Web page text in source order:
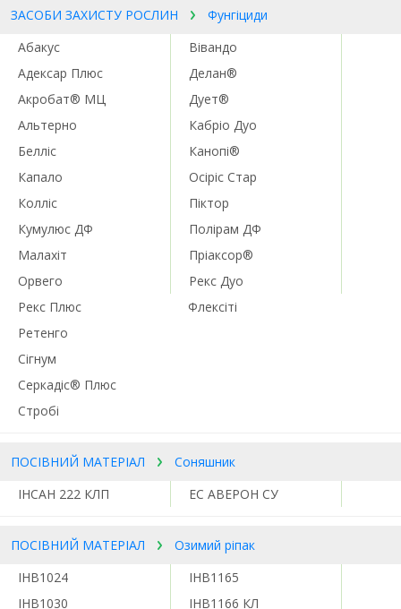
ЗАСОБИ ЗАХИСТУ РОСЛИН
Фунгіциди
Абакус
Адексар Плюс
Акробат® МЦ
Альтерно
Белліс
Вівандо
Делан®
Дует®
Кабріо Дуо
Канопі®
Капало
Колліс
Кумулюс ДФ
Малахіт
Орвего
Осіріс Стар
Піктор
Полірам ДФ
Пріаксор®
Рекс Дуо
Рекс Плюс
Ретенго
Сігнум
Серкадіс® Плюс
Стробі
Флексіті
ПОСІВНИЙ МАТЕРІАЛ
Соняшник
ІНСАН 222 КЛП
ЕС АВЕРОН СУ
ПОСІВНИЙ МАТЕРІАЛ
Озимий ріпак
ІНВ1024
ІНВ1030
ІНВ1165
ІНВ1166 КЛ